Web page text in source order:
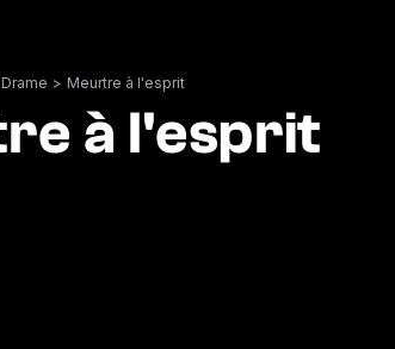
Drame > Meurtre à l'esprit
à l'esprit